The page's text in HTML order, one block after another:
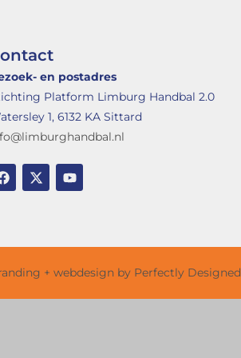
en postadres
Platform Limburg Handbal 2.0
1, 6132 KA Sittard
+ webdesign by Perfectly Designed